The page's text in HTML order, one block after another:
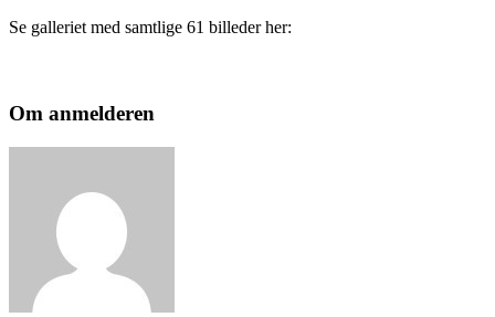
Se galleriet med samtlige 61 billeder her:
Om anmelderen